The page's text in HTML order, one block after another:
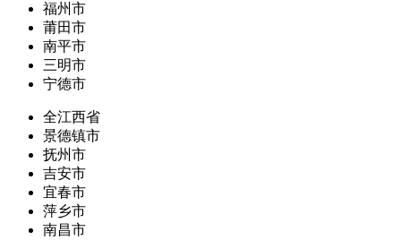
福州市
莆田市
南平市
三明市
宁德市
全江西省
景德镇市
抚州市
吉安市
宜春市
萍乡市
南昌市